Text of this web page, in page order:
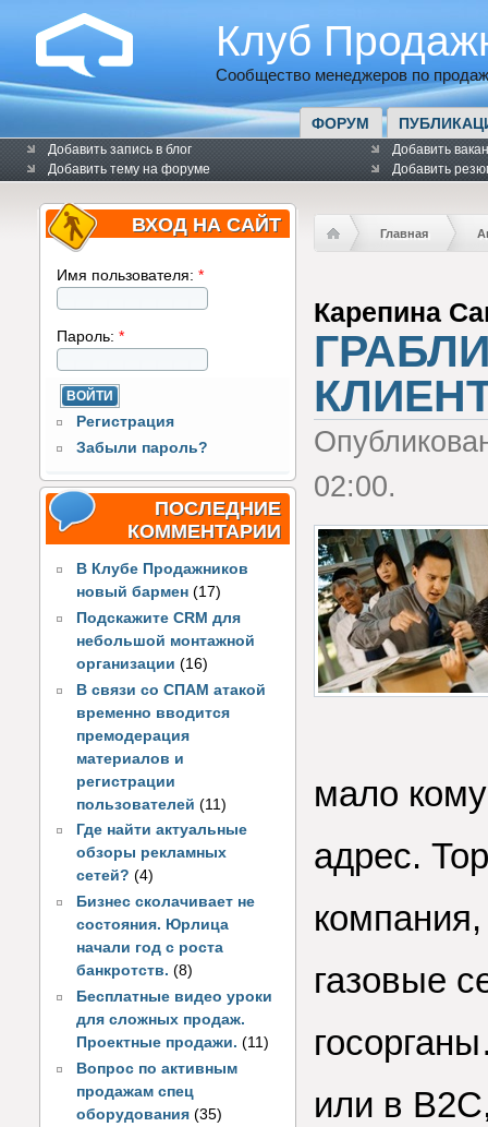
Клуб
Сообщество менеджеров по
ФОРУМ
Добавить запись в блог
Добавить тему на форуме
Добавить
Добавить
ВХОД НА САЙТ
Имя пользователя: *
Пароль: *
Регистрация
Забыли пароль?
ПОСЛЕДНИЕ
КОММЕНТАРИИ
В Клубе Продажников
новый бармен (17)
Подскажите CRM для
небольшой монтажной
организации (16)
В связи со СПАМ атакой
временно вводится
премодерация
материалов и
регистрации
пользователей(11)
Где найти актуальные
обзоры рекламных
сетей? (4)
Бизнес сколачивает не
состояния. Юрлица
начали год с роста
банкротств. (8)
Бесплатные видео уроки
для сложных продаж.
Проектные продажи. (11)
Вопрос по активным
продажам спец
оборудования (35)
Главная
Карепина
02:00.
мало
адрес.
газовые
или в